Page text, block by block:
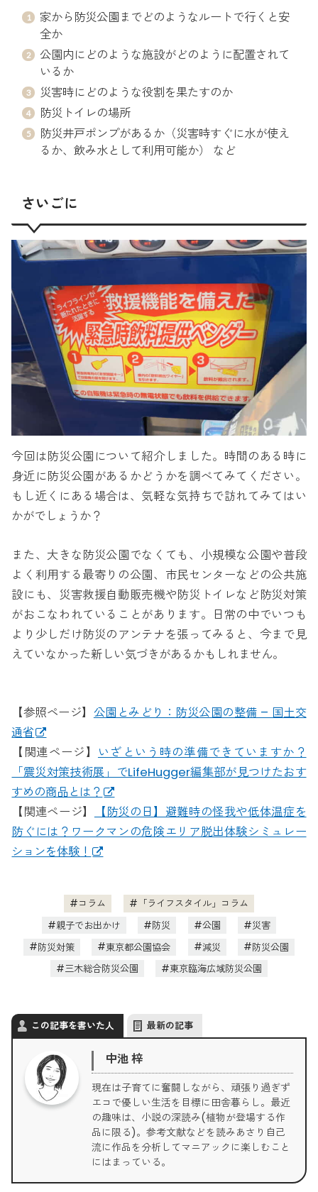
家から防災公園までどのようなルートで行くと安
全か
公園内にどのような施設がどのように配置されて
いるか
災害時にどのような役割を果たすのか
防災トイレの場所
防災井戸ポンプがあるか（災害時すぐに水が使え
るか、飲み水として利用可能か） など
さいごに
今回は防災公園について紹介しました。時間のある時に
身近に防災公園があるかどうかを調べてみてください。
もし近くにある場合は、気軽な気持ちで訪れてみてはい
かがでしょうか？
また、大きな防災公園でなくても、小規模な公園や普段
よく利用する最寄りの公園、市民センターなどの公共施
設にも、災害救援自動販売機や防災トイレなど防災対策
がおこなわれていることがあります。日常の中でいつも
より少しだけ防災のアンテナを張ってみると、今まで見
えていなかった新しい気づきがあるかもしれません。
【参照ページ】 公園とみどり：防災公園の整備 – 国土交
通省
【関連ページ】 いざという時の準備できていますか？
「震災対策技術展」でLifeHugger編集部が見つけたおす
すめの商品とは？
【関連ページ】
【防災の日】避難時の怪我や低体温症を
防ぐには？ワークマンの危険エリア脱出体験シミュレー
ションを体験！
コラム
「ライフスタイル」コラム
親子でお出かけ
防災 公園
災害
防災対策
東京都公園協会 減災
防災公園
三木総合防災公園
東京臨海広域防災公園
この記事を書いた人 最新の記事
中池 梓
現在は子育てに奮闘しながら、頑張り過ぎず
エコで優しい生活を目標に田舎暮らし。最近
の趣味は、小説の深読み(植物が登場する作
品に限る)。参考文献などを読みあさり自己
流に作品を分析してマニアックに楽しむこと
にはまっている。